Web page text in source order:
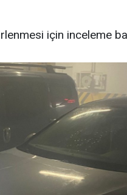
için inceleme